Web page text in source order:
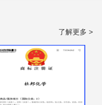
了解更多 >